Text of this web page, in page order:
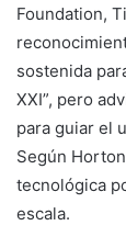
Foundation,
sostenida
XXI”, pero
para guiar el
Según
tecnológica
escala.